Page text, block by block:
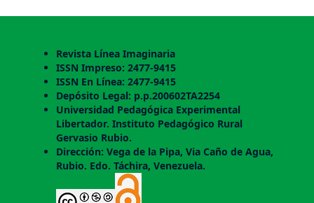
Revista Línea Imaginaria
ISSN Impreso: 2477-9415
ISSN En Línea: 2477-9415
Depósito Legal: p.p.200602TA2254
Universidad Pedagógica Experimental
Libertador. Instituto Pedagógico Rural
Gervasio Rubio.
Dirección: Vega de la Pipa, Via Caño de Agua,
Rubio. Edo. Táchira, Venezuela.